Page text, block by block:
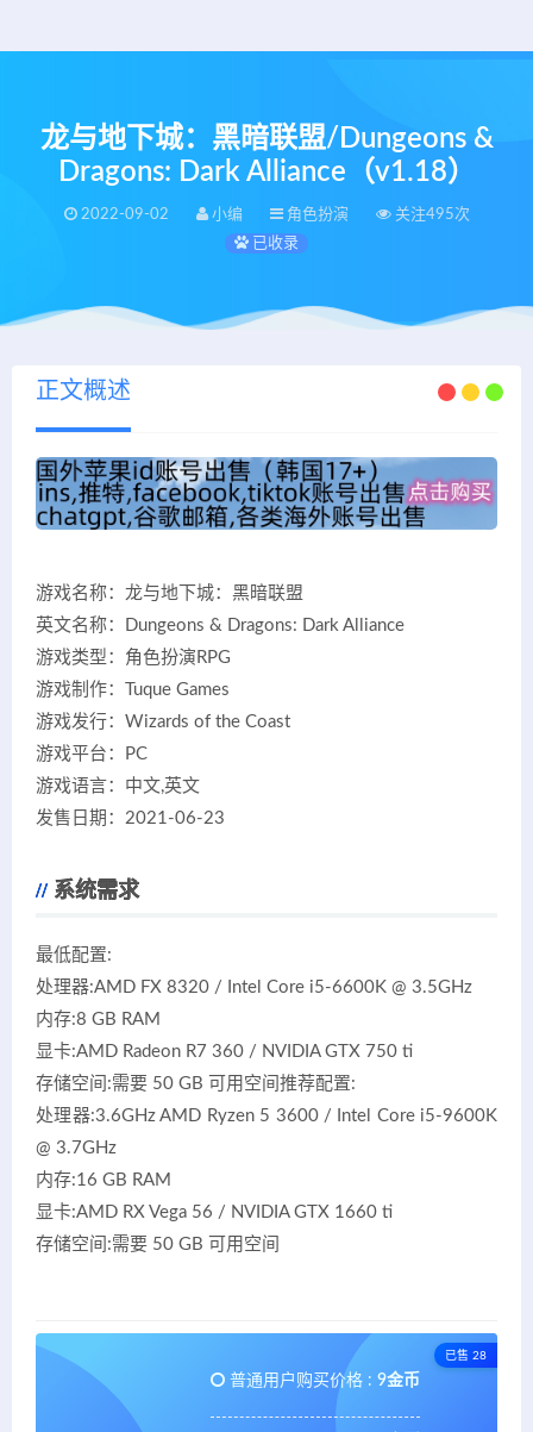
龙与地下城：黑暗联盟/Dungeons &
Dragons: Dark Alliance（v1.18）
2022-09-02 小编 角色扮演
关注495次
已收录
正文概述
游戏名称：龙与地下城：黑暗联盟
英文名称：Dungeons & Dragons: Dark Alliance
游戏类型：角色扮演RPG
游戏制作：Tuque Games
游戏发行：Wizards of the Coast
游戏平台：PC
游戏语言：中文,英文
发售日期：2021-06-23
系统需求
最低配置:
处理器:AMD FX 8320 / Intel Core i5-6600K @ 3.5GHz
内存:8 GB RAM
显卡:AMD Radeon R7 360 / NVIDIA GTX 750 ti
存储空间:需要 50 GB 可用空间推荐配置:
处理器:3.6GHz AMD Ryzen 5 3600 / Intel Core i5-9600K
@ 3.7GHz
内存:16 GB RAM
显卡:AMD RX Vega 56 / NVIDIA GTX 1660 ti
存储空间:需要 50 GB 可用空间
已售 28
普通用户购买价格 : 9金币